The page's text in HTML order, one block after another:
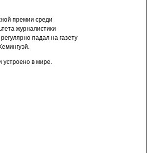
премии среди
журналистики
падал на газету
устроено в мире.